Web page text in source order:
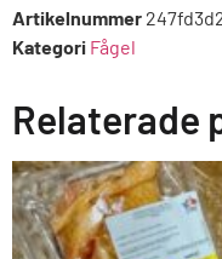
Artikelnummer
Kategori Fågel
Relaterade